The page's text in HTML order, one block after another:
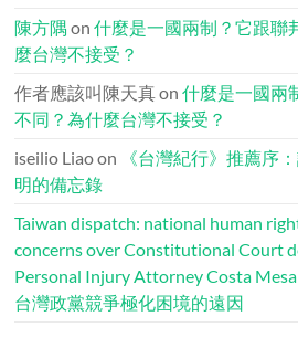
陳方隅 on什麼是一國兩制？它跟聯
麼台灣不接受？
作者應該叫陳天真 on什麼是一國兩
不同？為什麼台灣不接受？
iseilio Liaoon
《台灣紀行》推薦序
明的備忘錄
Taiwan dispatch: national human
concerns over Constitutional Court
Personal Injury Attorney Costa Mesa
台灣政黨競爭極化困境的遠因